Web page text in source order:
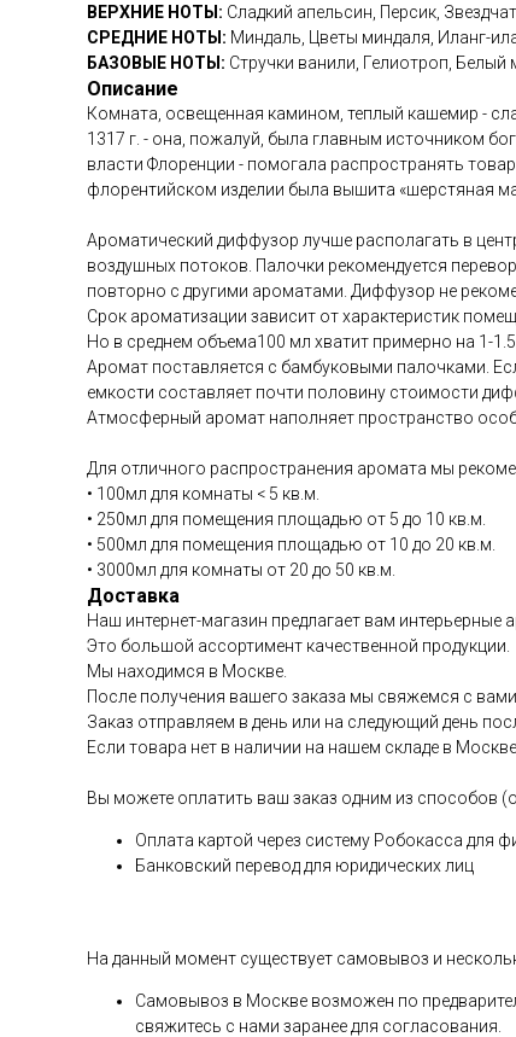
ВЕРХНИЕ НОТЫ: Сладкий апельсин, Персик,
СРЕДНИЕ НОТЫ: Миндаль, Цветы миндаля, Иланг-
БАЗОВЫЕ НОТЫ: Стручки ванили, Гелиотроп, Белый
Описание
Комната, освещенная камином, теплый кашемир -
1317 г. - она, пожалуй, была главным источником
власти Флоренции - помогала распространять
флорентийском изделии была вышита «шерстяная
Ароматический диффузор лучше располагать в
воздушных потоков. Палочки рекомендуется
повторно с другими ароматами. Диффузор не
Срок ароматизации зависит от характеристик
Но в среднем объема100 мл хватит примерно на 1-
Аромат поставляется с бамбуковыми палочками.
емкости составляет почти половину стоимости
Атмосферный аромат наполняет пространство
Для отличного распространения аромата мы
• 100мл для комнаты < 5 кв.м.
• 250мл для помещения площадью от 5 до 10 кв.м.
• 500мл для помещения площадью от 10 до 20 кв.м.
• 3000мл для комнаты от 20 до 50 кв.м.
Доставка
Наш интернет-магазин предлагает вам интерьерные
Это большой ассортимент качественной продукции.
Мы находимся в Москве.
После получения вашего заказа мы свяжемся с
Заказ отправляем в день или на следующий день
Если товара нет в наличии на нашем складе в
Вы можете оплатить ваш заказ одним из способов
Оплата картой через систему Робокасса для
Банковский перевод для юридических лиц
На данный момент существует самовывоз и
Самовывоз в Москве возможен по
свяжитесь с нами заранее для согласования.